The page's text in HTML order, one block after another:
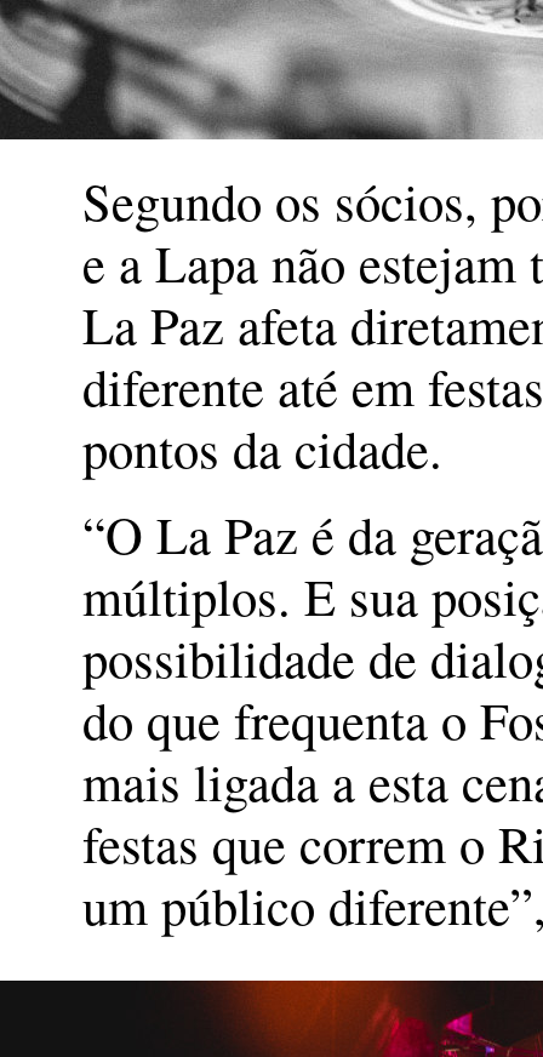
Segundo os sócios,
e a Lapa não
La Paz afeta
diferente até em
pontos da cidade.
“O La Paz é da
múltiplos. E sua
possibilidade de
do que frequenta o
mais ligada a esta
festas que correm o
um público